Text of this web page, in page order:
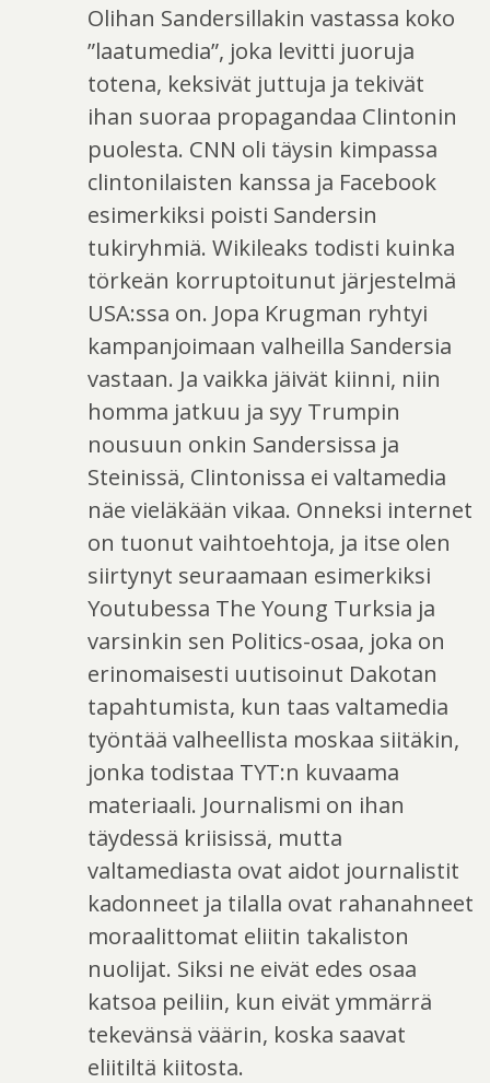
Olihan Sandersillakin vastassa koko
”laatumedia”, joka levitti juoruja
totena, keksivät juttuja ja tekivät
ihan suoraa propagandaa Clintonin
puolesta. CNN oli täysin kimpassa
clintonilaisten kanssa ja Facebook
esimerkiksi poisti Sandersin
tukiryhmiä. Wikileaks todisti kuinka
törkeän korruptoitunut järjestelmä
USA:ssa on. Jopa Krugman ryhtyi
kampanjoimaan valheilla Sandersia
vastaan. Ja vaikka jäivät kiinni, niin
homma jatkuu ja syy Trumpin
nousuun onkin Sandersissa ja
Steinissä, Clintonissa ei valtamedia
näe vieläkään vikaa. Onneksi internet
on tuonut vaihtoehtoja, ja itse olen
siirtynyt seuraamaan esimerkiksi
Youtubessa The Young Turksia ja
varsinkin sen Politics-osaa, joka on
erinomaisesti uutisoinut Dakotan
tapahtumista, kun taas valtamedia
työntää valheellista moskaa siitäkin,
jonka todistaa TYT:n kuvaama
materiaali. Journalismi on ihan
täydessä kriisissä, mutta
valtamediasta ovat aidot journalistit
kadonneet ja tilalla ovat rahanahneet
moraalittomat eliitin takaliston
nuolijat. Siksi ne eivät edes osaa
katsoa peiliin, kun eivät ymmärrä
tekevänsä väärin, koska saavat
eliitiltä kiitosta.